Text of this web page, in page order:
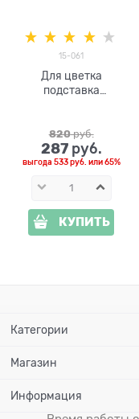
15-061
Для цветка
подставка
820 руб.
287 руб.
выгода 533 руб. или65%
КУПИТЬ
Категории
Магазин
Информация